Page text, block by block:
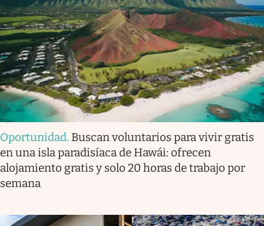
Oportunidad. Buscan voluntarios para vivir gratis
en una isla paradisíaca de Hawái: ofrecen
alojamiento gratis y solo 20 horas de trabajo por
semana